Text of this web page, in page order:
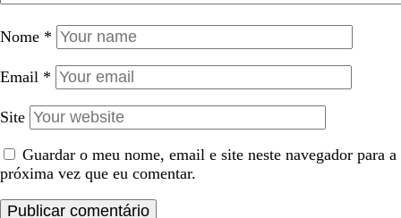
Nome *
Email *
Site
Guardar o meu nome, email e site neste navegador para a
próxima vez que eu comentar.